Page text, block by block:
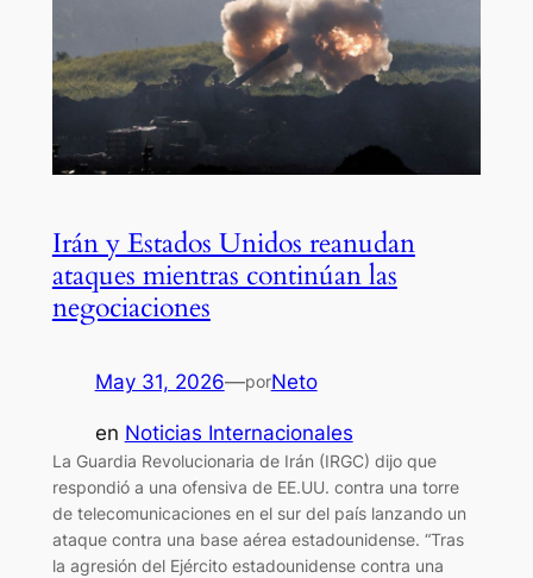
Irán y Estados Unidos reanudan
ataques mientras continúan las
negociaciones
May 31, 2026—porNeto
en Noticias Internacionales
La Guardia Revolucionaria de Irán (IRGC) dijo que
respondió a una ofensiva de EE.UU. contra una torre
de telecomunicaciones en el sur del país lanzando un
ataque contra una base aérea estadounidense. “Tras
la agresión del Ejército estadounidense contra una